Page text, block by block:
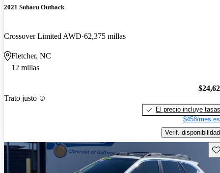
2021 Subaru Outback
Crossover Limited AWD 62,375 millas
Fletcher, NC
12 millas
Trato justo
El precio incluye tasas
$458/mes
Verif. disponibilidad